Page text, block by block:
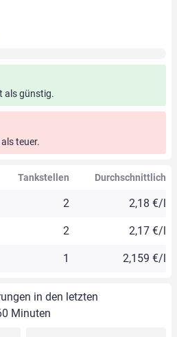
als günstig.
teuer.
Tankstellen Durchschnittlich
2 2,18 €/l
2 2,17 €/l
1 2,159 €/l
in den letzten
Minuten